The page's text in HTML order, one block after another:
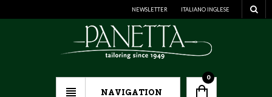
NEWSLETTER ITALIANO INGLESE
NAVIGATION
0